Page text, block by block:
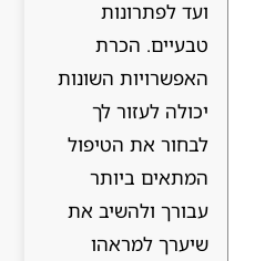
ועד לפתרונות
טבעיים. הכרת
האפשרויות השונות
יכולה לעזור לך
לבחור את הטיפול
המתאים ביותר
עבורך ולהשיב את
שיערך למראהו